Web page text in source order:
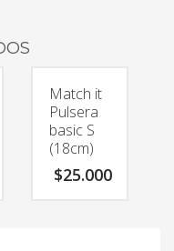
Match it
Pulsera
basic S
(18cm)
$25.000